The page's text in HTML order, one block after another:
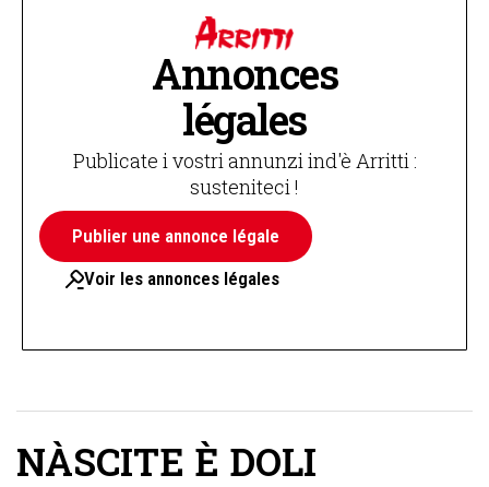
Annonces
légales
Publicate i vostri annunzi ind'è Arritti :
susteniteci !
Publier une annonce légale
Voir les annonces légales
NÀSCITE È DOLI